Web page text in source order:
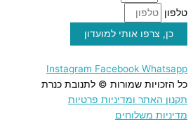
טלפון
כן, צרפו אותי למועדון
Instagram Facebook Whatsapp
כל הזכויות שמורות © לתנובת כנרת
תקנון האתר ומדיניות פרטיות
מדיניות משלוחים